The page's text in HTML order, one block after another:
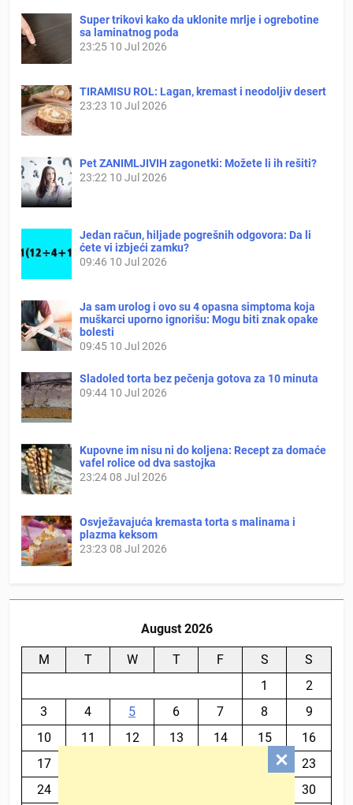
Super trikovi kako da uklonite mrlje i ogrebotine
sa laminatnog poda
23:25 10 Jul 2026
TIRAMISU ROL: Lagan, kremast i neodoljiv desert
23:23 10 Jul 2026
Pet ZANIMLJIVIH zagonetki: Možete li ih rešiti?
23:22 10 Jul 2026
Jedan račun, hiljade pogrešnih odgovora: Da li
ćete vi izbjeći zamku?
09:46 10 Jul 2026
Ja sam urolog i ovo su 4 opasna simptoma koja
muškarci uporno ignorišu: Mogu biti znak opake
bolesti
09:45 10 Jul 2026
Sladoled torta bez pečenja gotova za 10 minuta
09:44 10 Jul 2026
Kupovne im nisu ni do koljena: Recept za domaće
vafel rolice od dva sastojka
23:2408 Jul 2026
Osvježavajuća kremasta torta s malinama i
plazma keksom
23:23 08 Jul 2026
August 2026
M T W T F S
S
1
2
3
4 5 6 7 8
9
10
11 12 13 14 15
16
17
23
24
30